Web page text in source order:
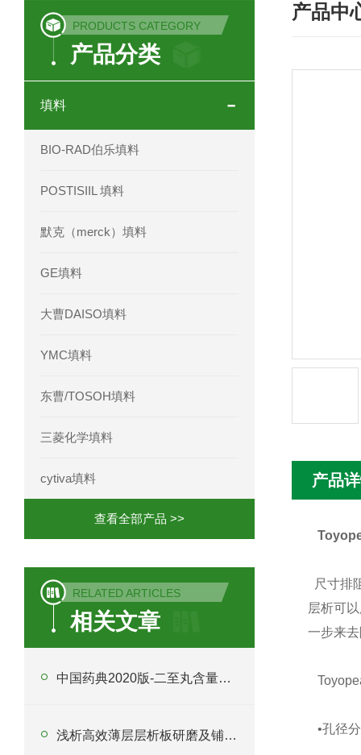
COSMOSIL 1.8PBr五溴苯基色谱柱
菟丝子 柠檬黄色谱柱
印度Force Scientific Rubitas色谱柱
PRODUCTS CATEGORY
产品分类
填料
BIO-RAD伯乐填料
POSTISIIL 填料
默克（merck）填料
GE填料
大曹DAISO填料
YMC填料
东曹/TOSOH填料
三菱化学填料
cytiva填料
查看全部产品 >>
RELATED ARTICLES
相关文章
中国药典2020版-二至丸含量测定
浅析高效薄层层析板研磨及铺板要求
产品中
产品
尺寸排
层析可
一步来
•孔径